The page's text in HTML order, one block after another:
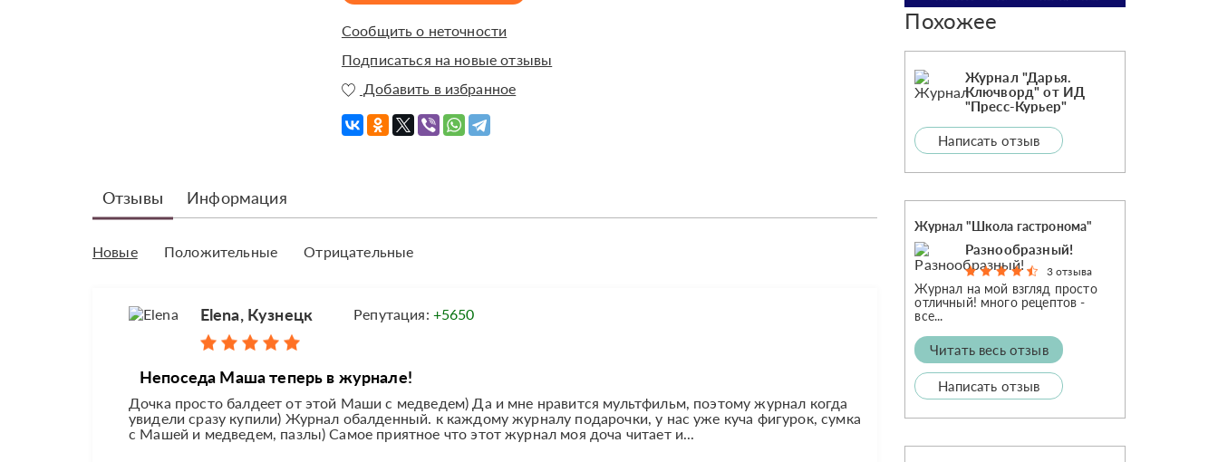
Сообщить о неточности
Подписаться на новые отзывы
Добавить в избранное
Отзывы Информация
Новые Положительные Отрицательные
Elena, Кузнецк Репутация: +5650
Непоседа Маша теперь в журнале!
Дочка просто балдеет от этой Маши с медведем) Да и мне нравится мультфильм, поэтому журнал когда
увидели сразу купили) Журнал обалденный. к каждому журналу подарочки, у нас уже куча фигурок, сумка
с Машей и медведем, пазлы) Самое приятное что этот журнал моя доча читает и...
Похожее
Журнал "Дарья.
Ключворд" от ИД
"Пресс-Курьер"
Написать отзыв
Журнал "Школа гастронома"
Разнообразный!
3 отзыва
Журнал на мой взгляд просто
отличный! много рецептов -
все...
Читать весь отзыв
Написать отзыв